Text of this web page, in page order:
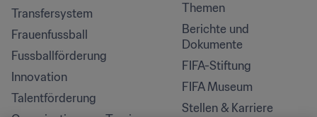
Transfersystem
Frauenfussball
Fussballförderung
Innovation
Talentförderung
Themen
Berichte und
Dokumente
FIFA-Stiftung
FIFA Museum
Stellen & Karriere